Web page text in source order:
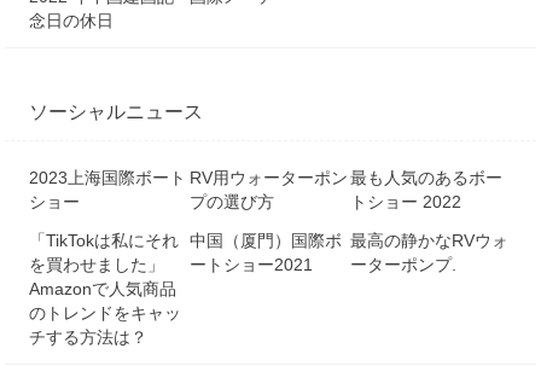
念日の休日
ソーシャルニュース
2023上海国際ボート
ショー
RV用ウォーターポン
プの選び方
最も人気のあるボー
トショー 2022
「TikTokは私にそれ
を買わせました」
Amazonで人気商品
のトレンドをキャッ
チする方法は？
中国（厦門）国際ボ
ートショー2021
最高の静かなRVウォ
ーターポンプ.